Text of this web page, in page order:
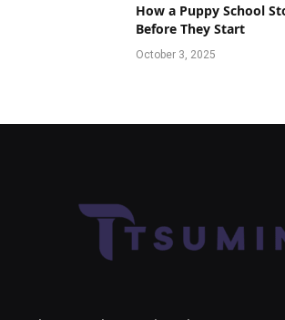
How a Puppy School
Before They Start
October 3, 2025